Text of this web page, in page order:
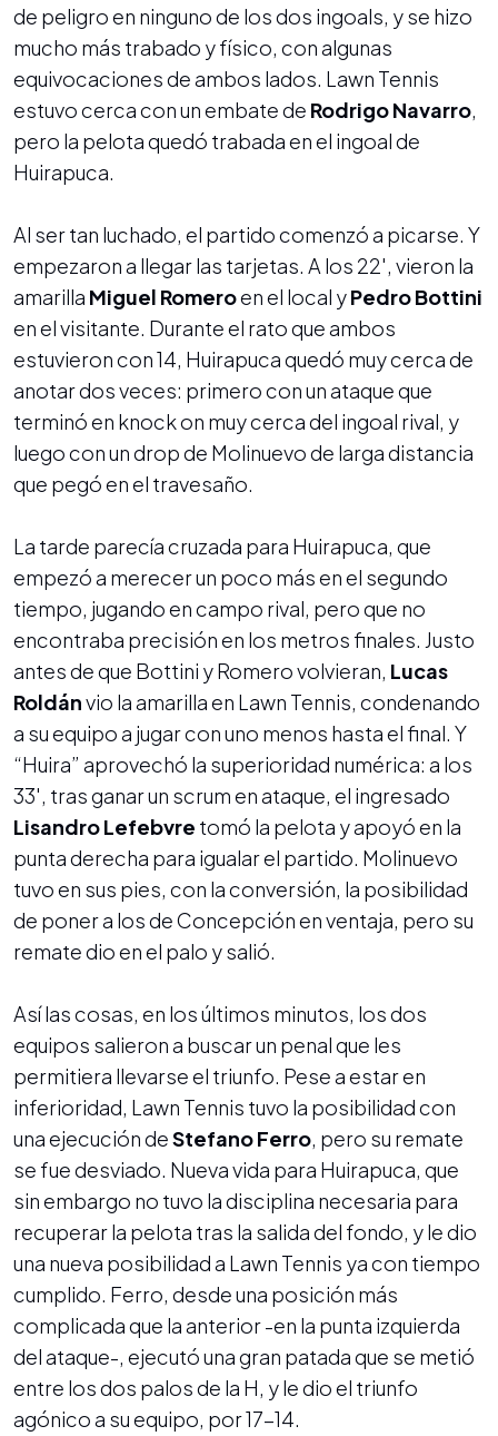
de peligro en ninguno de los dos ingoals, y se hizo
mucho más trabado y físico, con algunas
equivocaciones de ambos lados. Lawn Tennis
estuvo cerca con un embate de Rodrigo Navarro,
pero la pelota quedó trabada en el ingoal de
Huirapuca.
Al ser tan luchado, el partido comenzó a picarse. Y
empezaron a llegar las tarjetas. A los 22', vieron la
amarilla Miguel Romeroen el local yPedro Bottini
en el visitante. Durante el rato que ambos
estuvieron con 14, Huirapuca quedó muy cerca de
anotar dos veces: primero con un ataque que
terminó en knock on muy cerca del ingoal rival, y
luego con un drop de Molinuevo de larga distancia
que pegó en el travesaño.
La tarde parecía cruzada para Huirapuca, que
empezó a merecer un poco más en el segundo
tiempo, jugando en campo rival, pero que no
encontraba precisión en los metros finales. Justo
antes de que Bottini y Romero volvieran, Lucas
Roldánvio la amarilla en Lawn Tennis, condenando
a su equipo a jugar con uno menos hasta el final. Y
“Huira” aprovechó la superioridad numérica: a los
33', tras ganar un scrum en ataque, el ingresado
Lisandro Lefebvre tomó la pelota y apoyó en la
punta derecha para igualar el partido. Molinuevo
tuvo en sus pies, con la conversión, la posibilidad
de poner a los de Concepción en ventaja, pero su
remate dio en el palo y salió.
Así las cosas, en los últimos minutos, los dos
equipos salieron a buscar un penal que les
permitiera llevarse el triunfo. Pese a estar en
inferioridad, Lawn Tennis tuvo la posibilidad con
una ejecución deStefano Ferro, pero su remate
se fue desviado. Nueva vida para Huirapuca, que
sin embargo no tuvo la disciplina necesaria para
recuperar la pelota tras la salida del fondo, y le dio
una nueva posibilidad a Lawn Tennis ya con tiempo
cumplido. Ferro, desde una posición más
complicada que la anterior -en la punta izquierda
del ataque-, ejecutó una gran patada que se metió
entre los dos palos de la H, y le dio el triunfo
agónico a su equipo, por 17-14.